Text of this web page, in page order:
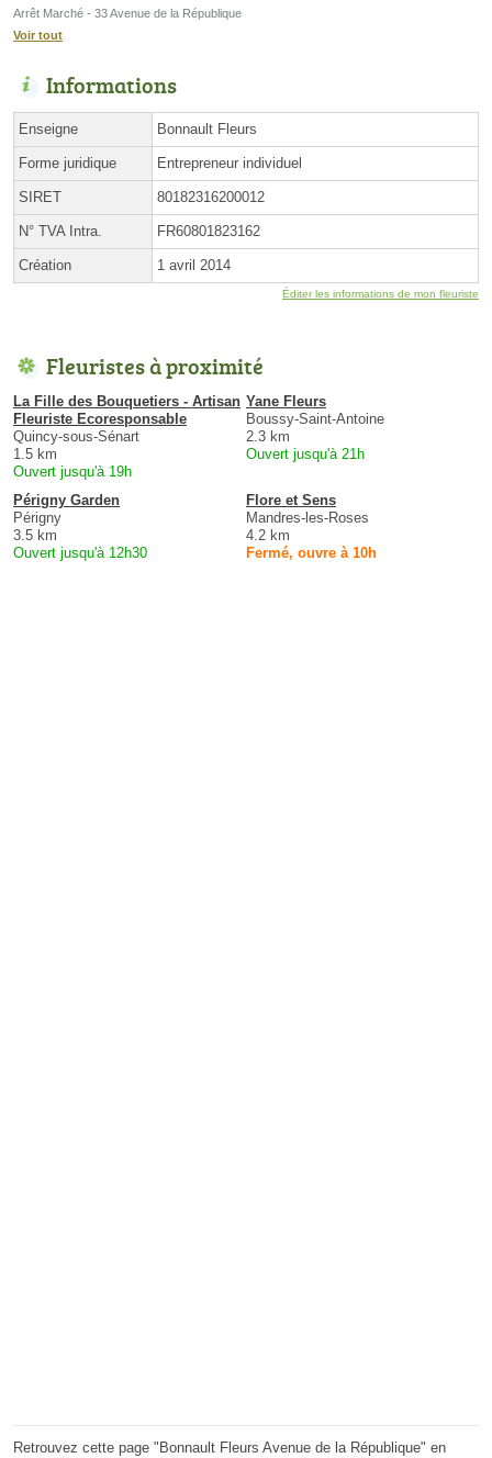
Arrêt Marché - 33 Avenue de la République
Voir tout
Informations
Enseigne Bonnault Fleurs
Forme juridique Entrepreneur individuel
SIRET 80182316200012
N° TVA Intra. FR60801823162
Création 1 avril 2014
Éditer les informations de mon fleuriste
Fleuristes à proximité
La Fille des Bouquetiers - Artisan
Fleuriste Ecoresponsable
Quincy-sous-Sénart
1.5 km
Ouvert jusqu'à 19h
Yane Fleurs
Boussy-Saint-Antoine
2.3 km
Ouvert jusqu'à 21h
Périgny Garden
Périgny
3.5 km
Ouvert jusqu'à 12h30
Flore et Sens
Mandres-les-Roses
4.2 km
Fermé, ouvre à 10h
Retrouvez cette page "Bonnault Fleurs Avenue de la République" en